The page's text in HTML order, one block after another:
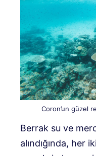
Coron’un güzel
Berrak su ve
alındığında, her